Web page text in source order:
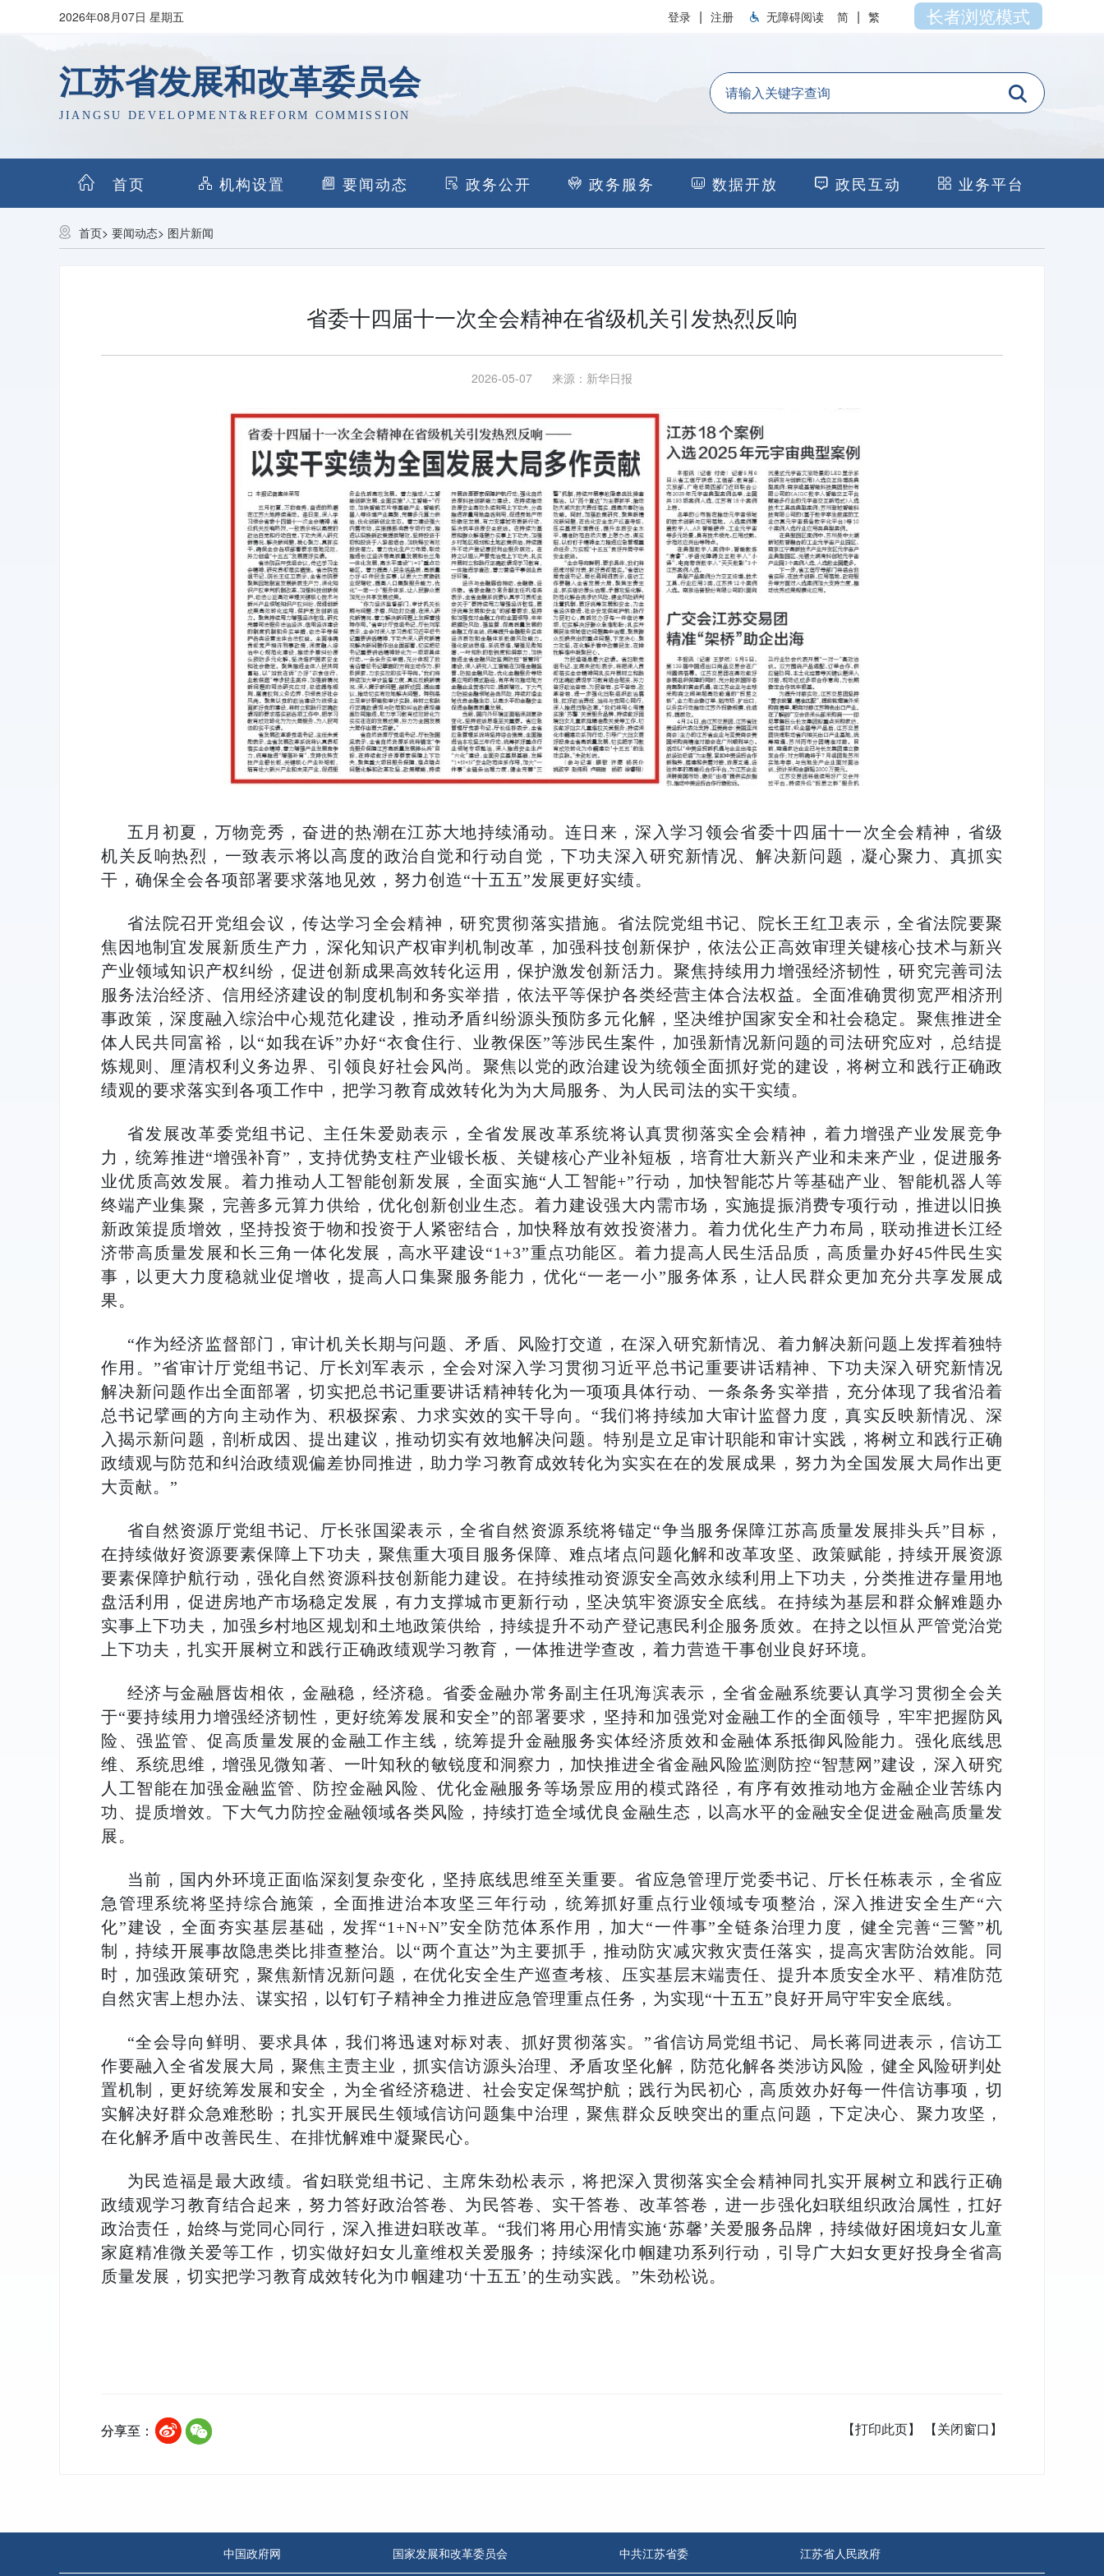
2026年08月07日 星期五 登录 | 注册 无障碍阅读 简 | 繁 长者浏览模式
江苏省发展和改革委员会
JIANGSU DEVELOPMENT&REFORM COMMISSION
首页 机构设置 要闻动态 政务公开 政务服务 数据开放 政民互动 业务平台
首页> 要闻动态> 图片新闻
省委十四届十一次全会精神在省级机关引发热烈反响
2026-05-07 来源： 新华日报
五月初夏，万物竞秀，奋进的热潮在江苏大地持续涌动。连日来，深入学习领会省委十四届十一次全会精神，省级
机关反响热烈，一致表示将以高度的政治自觉和行动自觉，下功夫深入研究新情况、解决新问题，凝心聚力、真抓实
干，确保全会各项部署要求落地见效，努力创造“十五五”发展更好实绩。
省法院召开党组会议，传达学习全会精神，研究贯彻落实措施。省法院党组书记、院长王红卫表示，全省法院要聚
焦因地制宜发展新质生产力，深化知识产权审判机制改革，加强科技创新保护，依法公正高效审理关键核心技术与新兴
产业领域知识产权纠纷，促进创新成果高效转化运用，保护激发创新活力。聚焦持续用力增强经济韧性，研究完善司法
服务法治经济、信用经济建设的制度机制和务实举措，依法平等保护各类经营主体合法权益。全面准确贯彻宽严相济刑
事政策，深度融入综治中心规范化建设，推动矛盾纠纷源头预防多元化解，坚决维护国家安全和社会稳定。聚焦推进全
体人民共同富裕，以“如我在诉”办好“衣食住行、业教保医”等涉民生案件，加强新情况新问题的司法研究应对，总结提
炼规则、厘清权利义务边界、引领良好社会风尚。聚焦以党的政治建设为统领全面抓好党的建设，将树立和践行正确政
绩观的要求落实到各项工作中，把学习教育成效转化为为大局服务、为人民司法的实干实绩。
省发展改革委党组书记、主任朱爱勋表示，全省发展改革系统将认真贯彻落实全会精神，着力增强产业发展竞争
力，统筹推进“增强补育”，支持优势支柱产业锻长板、关键核心产业补短板，培育壮大新兴产业和未来产业，促进服务
业优质高效发展。着力推动人工智能创新发展，全面实施“人工智能+”行动，加快智能芯片等基础产业、智能机器人等
终端产业集聚，完善多元算力供给，优化创新创业生态。着力建设强大内需市场，实施提振消费专项行动，推进以旧换
新政策提质增效，坚持投资于物和投资于人紧密结合，加快释放有效投资潜力。着力优化生产力布局，联动推进长江经
济带高质量发展和长三角一体化发展，高水平建设“1+3”重点功能区。着力提高人民生活品质，高质量办好45件民生实
事，以更大力度稳就业促增收，提高人口集聚服务能力，优化“一老一小”服务体系，让人民群众更加充分共享发展成
果。
“作为经济监督部门，审计机关长期与问题、矛盾、风险打交道，在深入研究新情况、着力解决新问题上发挥着独特
作用。”省审计厅党组书记、厅长刘军表示，全会对深入学习贯彻习近平总书记重要讲话精神、下功夫深入研究新情况
解决新问题作出全面部署，切实把总书记重要讲话精神转化为一项项具体行动、一条条务实举措，充分体现了我省沿着
总书记擘画的方向主动作为、积极探索、力求实效的实干导向。“我们将持续加大审计监督力度，真实反映新情况、深
入揭示新问题，剖析成因、提出建议，推动切实有效地解决问题。特别是立足审计职能和审计实践，将树立和践行正确
政绩观与防范和纠治政绩观偏差协同推进，助力学习教育成效转化为实实在在的发展成果，努力为全国发展大局作出更
大贡献。”
省自然资源厅党组书记、厅长张国梁表示，全省自然资源系统将锚定“争当服务保障江苏高质量发展排头兵”目标，
在持续做好资源要素保障上下功夫，聚焦重大项目服务保障、难点堵点问题化解和改革攻坚、政策赋能，持续开展资源
要素保障护航行动，强化自然资源科技创新能力建设。在持续推动资源安全高效永续利用上下功夫，分类推进存量用地
盘活利用，促进房地产市场稳定发展，有力支撑城市更新行动，坚决筑牢资源安全底线。在持续为基层和群众解难题办
实事上下功夫，加强乡村地区规划和土地政策供给，持续提升不动产登记惠民利企服务质效。在持之以恒从严管党治党
上下功夫，扎实开展树立和践行正确政绩观学习教育，一体推进学查改，着力营造干事创业良好环境。
经济与金融唇齿相依，金融稳，经济稳。省委金融办常务副主任巩海滨表示，全省金融系统要认真学习贯彻全会关
于“要持续用力增强经济韧性，更好统筹发展和安全”的部署要求，坚持和加强党对金融工作的全面领导，牢牢把握防风
险、强监管、促高质量发展的金融工作主线，统筹提升金融服务实体经济质效和金融体系抵御风险能力。强化底线思
维、系统思维，增强见微知著、一叶知秋的敏锐度和洞察力，加快推进全省金融风险监测防控“智慧网”建设，深入研究
人工智能在加强金融监管、防控金融风险、优化金融服务等场景应用的模式路径，有序有效推动地方金融企业苦练内
功、提质增效。下大气力防控金融领域各类风险，持续打造全域优良金融生态，以高水平的金融安全促进金融高质量发
展。
当前，国内外环境正面临深刻复杂变化，坚持底线思维至关重要。省应急管理厅党委书记、厅长任栋表示，全省应
急管理系统将坚持综合施策，全面推进治本攻坚三年行动，统筹抓好重点行业领域专项整治，深入推进安全生产“六
化”建设，全面夯实基层基础，发挥“1+N+N”安全防范体系作用，加大“一件事”全链条治理力度，健全完善“三警”机
制，持续开展事故隐患类比排查整治。以“两个直达”为主要抓手，推动防灾减灾救灾责任落实，提高灾害防治效能。同
时，加强政策研究，聚焦新情况新问题，在优化安全生产巡查考核、压实基层末端责任、提升本质安全水平、精准防范
自然灾害上想办法、谋实招，以钉钉子精神全力推进应急管理重点任务，为实现“十五五”良好开局守牢安全底线。
“全会导向鲜明、要求具体，我们将迅速对标对表、抓好贯彻落实。”省信访局党组书记、局长蒋同进表示，信访工
作要融入全省发展大局，聚焦主责主业，抓实信访源头治理、矛盾攻坚化解，防范化解各类涉访风险，健全风险研判处
置机制，更好统筹发展和安全，为全省经济稳进、社会安定保驾护航；践行为民初心，高质效办好每一件信访事项，切
实解决好群众急难愁盼；扎实开展民生领域信访问题集中治理，聚焦群众反映突出的重点问题，下定决心、聚力攻坚，
在化解矛盾中改善民生、在排忧解难中凝聚民心。
为民造福是最大政绩。省妇联党组书记、主席朱劲松表示，将把深入贯彻落实全会精神同扎实开展树立和践行正确
政绩观学习教育结合起来，努力答好政治答卷、为民答卷、实干答卷、改革答卷，进一步强化妇联组织政治属性，扛好
政治责任，始终与党同心同行，深入推进妇联改革。“我们将用心用情实施‘苏馨’关爱服务品牌，持续做好困境妇女儿童
家庭精准微关爱等工作，切实做好妇女儿童维权关爱服务；持续深化巾帼建功系列行动，引导广大妇女更好投身全省高
质量发展，切实把学习教育成效转化为巾帼建功‘十五五’的生动实践。”朱劲松说。
分享至： 【打印此页】 【关闭窗口】
中国政府网 国家发展和改革委员会 中共江苏省委 江苏省人民政府